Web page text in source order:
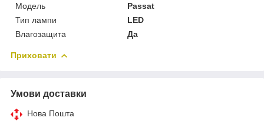
Мoдель
Passat
Тип лампи
LED
Влагозащита
Да
Приховати
Умови доставки
Нова Пошта